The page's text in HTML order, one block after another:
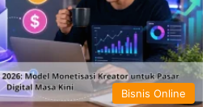
Bisnis Online